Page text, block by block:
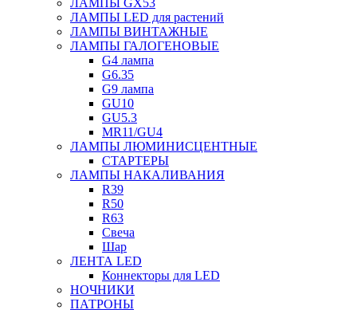
ЛАМПЫ GX53
ЛАМПЫ LED для растений
ЛАМПЫ ВИНТАЖНЫЕ
ЛАМПЫ ГАЛОГЕНОВЫЕ
G4 лампа
G6.35
G9 лампа
GU10
GU5.3
MR11/GU4
ЛАМПЫ ЛЮМИНИСЦЕНТНЫЕ
СТАРТЕРЫ
ЛАМПЫ НАКАЛИВАНИЯ
R39
R50
R63
Свеча
Шар
ЛЕНТА LED
Коннекторы для LED
НОЧНИКИ
ПАТРОНЫ